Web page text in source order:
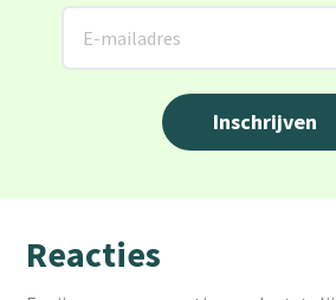
Reacties